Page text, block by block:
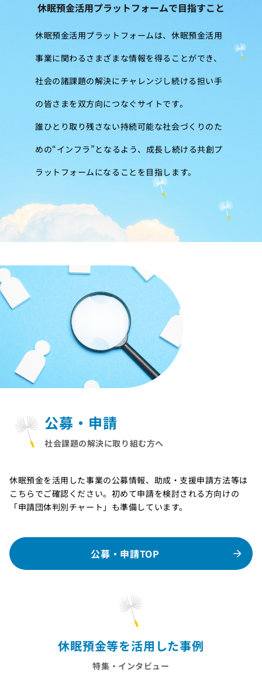
休眠預金活用プラットフォームで目指すこと
休眠預金活用プラットフォームは、休眠預金活用
事業に関わるさまざまな情報を得ることができ、
社会の諸課題の解決にチャレンジし続ける担い手
の皆さまを双方向につなぐサイトです。
誰ひとり取り残さない持続可能な社会づくりのた
めの“インフラ”となるよう、成長し続ける共創プ
ラットフォームになることを目指します。
公募・申請
社会課題の解決に取り組む方へ
休眠預金を活用した事業の公募情報、助成・支援申請方法等は
こちらでご確認ください。初めて申請を検討される方向けの
「申請団体判別チャート」も準備しています。
公募・申請TOP
休眠預金等を活用した事例
特集・インタビュー